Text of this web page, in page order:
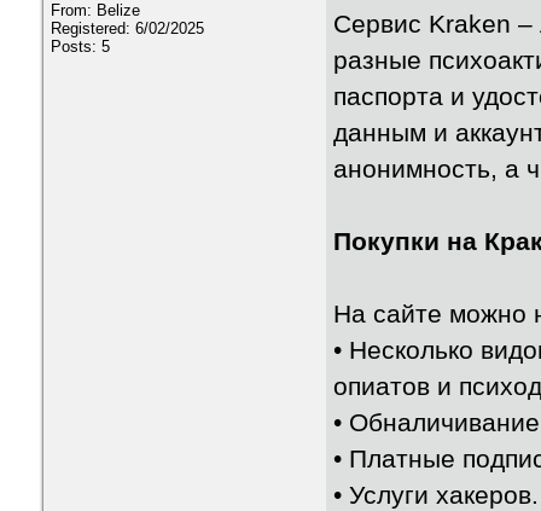
From: Belize
Registered: 6/02/2025
Posts: 5
Сервис Kraken –
разные
паспорта и
данным и
анонимность, а
Покупки на
На сайте можно
• Несколько
опиатов и
•
• Платные
• Услуги хакеров.